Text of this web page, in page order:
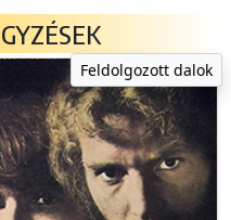
Feldolgozott dalok